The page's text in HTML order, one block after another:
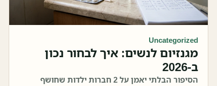
Uncategorized
מגנזיום לנשים: איך לבחור נכון
ב-2026
הסיפור הבלתי יאמן על 2 חברות ילדות שחושף